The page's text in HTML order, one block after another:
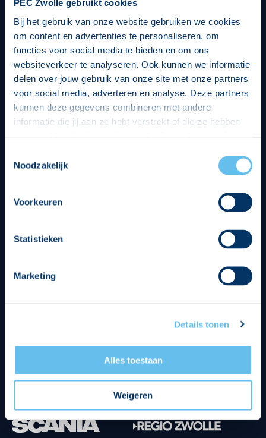
PEC Zwolle gebruikt cookies
Bij het gebruik van onze website gebruiken we cookies
om content en advertenties te personaliseren, om
functies voor social media te bieden en om ons
websiteverkeer te analyseren. Ook kunnen we informatie
delen over jouw gebruik van onze site met onze partners
voor social media, adverteren en analyse. Deze partners
kunnen deze gegevens combineren met andere
informatie die jij aan ze hebt verstrekt of die ze hebben
op een veilige en integere wijze. Je kunt je toestemming
beheren op de privacy- en cookieverklaring pagina.
Noodzakelijk
Voorkeuren
Statistieken
Marketing
Details tonen
Alles toestaan
Weigeren